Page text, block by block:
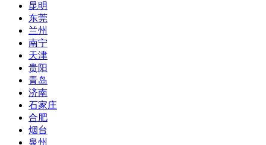
昆明
东莞
兰州
南宁
天津
贵阳
青岛
济南
石家庄
合肥
烟台
泉州